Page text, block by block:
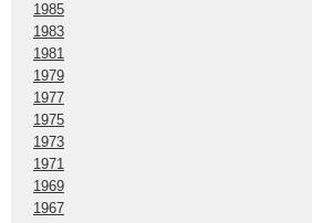
1985
1983
1981
1979
1977
1975
1973
1971
1969
1967